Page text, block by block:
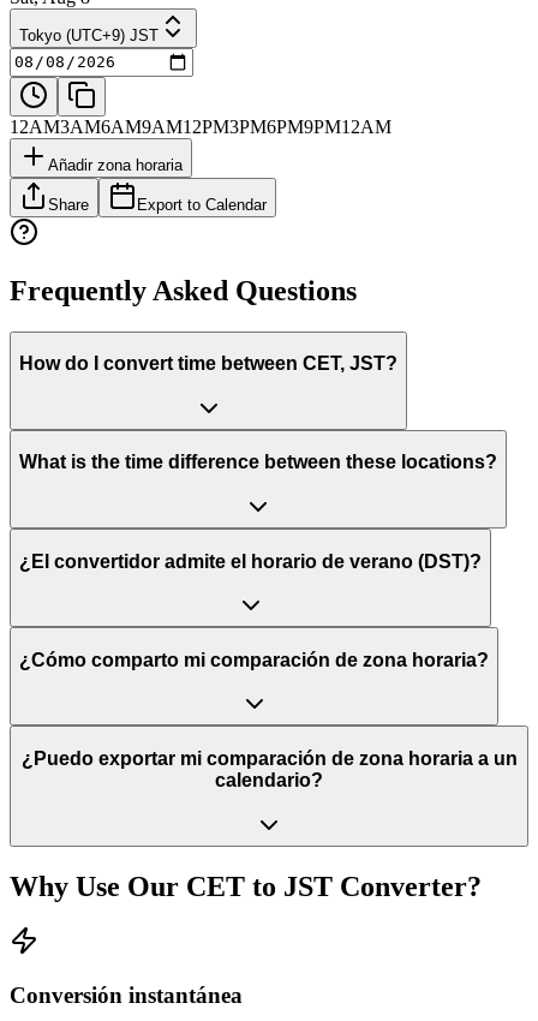
Tokyo (UTC+9) JST
12AM3AM6AM9AM12PM3PM6PM9PM12AM
Añadir zona horaria
Share Export to Calendar
Frequently Asked Questions
How do I convert time between CET, JST?
What is the time difference between these locations?
¿El convertidor admite el horario de verano (DST)?
¿Cómo comparto mi comparación de zona horaria?
¿Puedo exportar mi comparación de zona horaria a un
calendario?
Why Use Our CET to JST Converter?
Conversión instantánea